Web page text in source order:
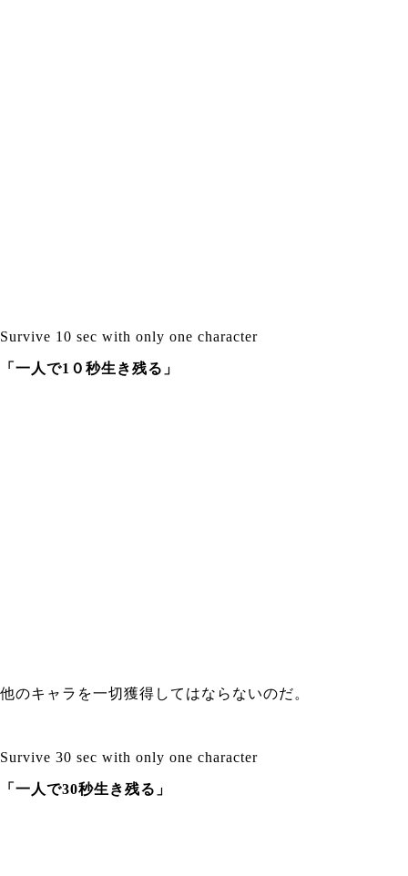
Survive 10 sec with only one character
「一人で1０秒生き残る」
他のキャラを一切獲得してはならないのだ。
Survive 30 sec with only one character
「一人で30秒生き残る」